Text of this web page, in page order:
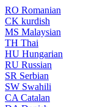
RO Romanian
CK kurdish
MS Malaysian
TH Thai
HU Hungarian
RU Russian
SR Serbian
SW Swahili
CA Catalan